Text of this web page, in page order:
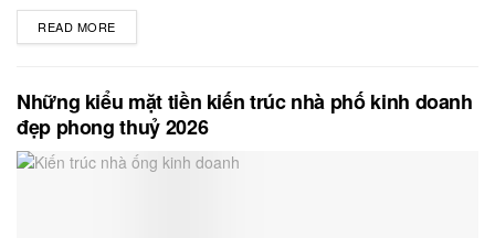
READ MORE
Những kiểu mặt tiền kiến trúc nhà phố kinh doanh
đẹp phong thuỷ 2026